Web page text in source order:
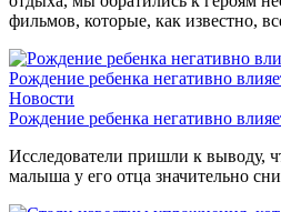
фильмов, которые, как известно,
Рождение ребенка негативно
Новости
Рождение ребенка негативно
Исследователи пришли к выводу,
малыша у его отца значительно